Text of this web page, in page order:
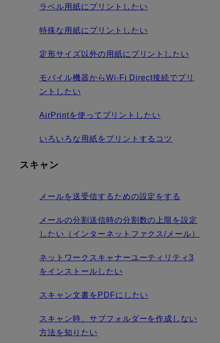
ラベル用紙にプリントしたい
特殊な用紙にプリントしたい
定形サイズ以外の用紙にプリントしたい
モバイル機器からWi-Fi Direct接続でプリ
ントしたい
AirPrintを使ってプリントしたい
いろいろな用紙をプリントするコツ
スキャン
メールを送受信するための設定をする
メールの分割送信時の分割数の上限を設定
したい（インターネットファクス/メール）
ネットワークスキャナーユーティリティ3
をインストールしたい
スキャン文書をPDFにしたい
スキャン時、サブフォルダーを作成しない
方法を知りたい